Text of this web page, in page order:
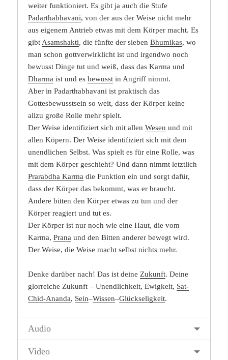
weiter funktioniert. Es gibt ja auch die Stufe
Padarthabhavani, von der aus der Weise nicht mehr
aus eigenem Antrieb etwas mit dem Körper macht. Es
gibtAsamshakti, die fünfte der siebenBhumikas, wo
man schon gottverwirklicht ist und irgendwo noch
bewusst Dinge tut und weiß, dass das Karma und
Dharma ist und esbewusst in Angriff nimmt.
Aber in Padarthabhavani ist praktisch das
Gottesbewusstsein so weit, dass der Körper keine
allzu große Rolle mehr spielt.
Der Weise identifiziert sich mit allenWesen und mit
allen Köpern. Der Weise identifiziert sich mit dem
unendlichen Selbst. Was spielt es für eine Rolle, was
mit dem Körper geschieht? Und dann nimmt letztlich
Prarabdha Karma die Funktion ein und sorgt dafür,
dass der Körper das bekommt, was er braucht.
Andere bitten den Körper etwas zu tun und der
Körper reagiert und tut es.
Der Körper ist nur noch wie eine Haut, die vom
Karma,Prana und den Bitten anderer bewegt wird.
Der Weise, die Weise macht selbst nichts mehr.
Denke darüber nach! Das ist deineZukunft. Deine
glorreiche Zukunft – Unendlichkeit, Ewigkeit, Sat-
Chid-Ananda, Sein–Wissen–Glückseligkeit.
Audio
Video